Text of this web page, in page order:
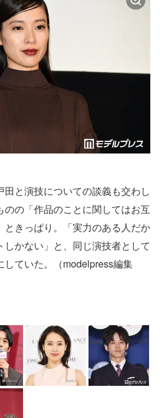
と演技についての談義も交わし
のの「作品のことに関してはお互
ときっぱり。「実力のある人だか
しかない」と、同じ演技者として
していた。（modelpress編集